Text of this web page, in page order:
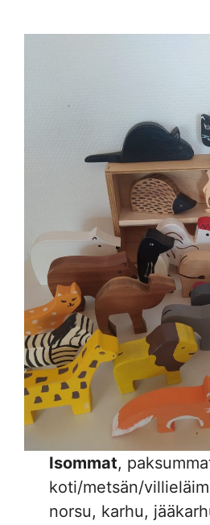
Isommat,
koti/metsän/
norsu, karhu,